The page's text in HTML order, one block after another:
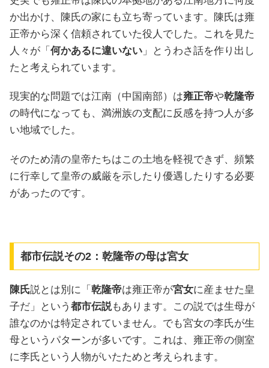
か出かけ、陳氏の家にも立ち寄っています。陳氏は雍
正帝から深く信頼されていた役人でした。これを見た
人々が「 何かあるに違いない 」とうわさ話を作り出し
たと考えられています。
現実的な問題では江南（中国南部）は雍正帝や乾隆帝
の時代になっても、満洲族の支配に反感を持つ人が多
い地域でした。
そのため清の皇帝たちはこの土地を軽視できず、頻繁
に行幸して皇帝の威厳を示したり優遇したりする必要
があったのです。
都市伝説その2：乾隆帝の母は宮女
陳氏説とは別に「 乾隆帝は雍正帝が宮女に産ませた皇
子だ」という 都市伝説もあります。この説では生母が
誰なのかは特定されていません。でも宮女の李氏が生
母というパターンが多いです。これは、雍正帝の側室
に李氏という人物がいたためと考えられます。